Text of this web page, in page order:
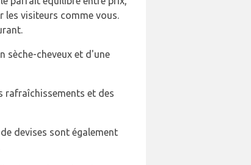
visiteurs comme vous.
sèche-cheveux et d'une
rafraîchissements et des
devises sont également